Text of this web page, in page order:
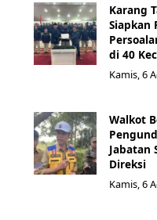
Karang
Siapkan
di 40
Kamis, 6
Walkot
Jabatan
Direksi
Kamis, 6